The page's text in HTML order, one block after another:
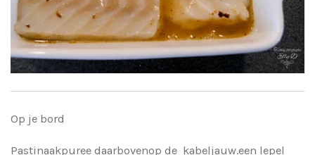
Op je bord
Pastinaakpuree daarbovenop de kabeljauw.een lepel